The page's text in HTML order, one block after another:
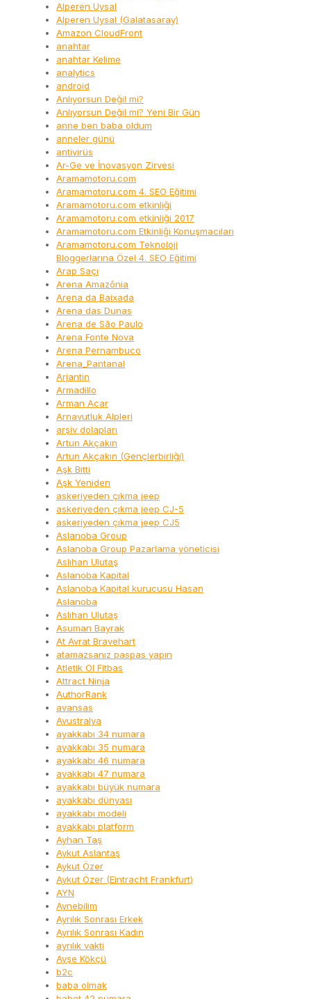
Alperen Uysal
Alperen Uysal (Galatasaray)
Amazon CloudFront
anahtar
anahtar Kelime
analytics
android
Anlıyorsun Değil mi?
Anlıyorsun Değil mi? Yeni Bir Gün
anne ben baba oldum
anneler günü
antivirüs
Ar-Ge ve İnovasyon Zirvesi
Aramamotoru.com
Aramamotoru.com 4. SEO Eğitimi
Aramamotoru.com etkinliği
Aramamotoru.com etkinliği 2017
Aramamotoru.com Etkinliği Konuşmacıları
Aramamotoru.com Teknoloji
Bloggerlarına Özel 4. SEO Eğitimi
Arap Saçı
Arena Amazônia
Arena da Baixada
Arena das Dunas
Arena de São Paulo
Arena Fonte Nova
Arena Pernambuco
Arena_Pantanal
Arjantin
Armadillo
Arman Acar
Arnavutluk Alpleri
arşiv dolapları
Artun Akçakın
Artun Akçakın (Gençlerbirliği)
Aşk Bitti
Aşk Yeniden
askeriyeden çıkma jeep
askeriyeden çıkma jeep CJ-5
askeriyeden çıkma jeep CJ5
Aslanoba Group
Aslanoba Group Pazarlama yöneticisi
Aslıhan Ulutaş
Aslanoba Kapital
Aslanoba Kapital kurucusu Hasan
Aslanoba
Aslıhan Ulutaş
Asuman Bayrak
At Avrat Bravehart
atamazsanız paspas yapın
Atletik Ol Fitbas
Attract Ninja
AuthorRank
avansas
Avustralya
ayakkabı 34 numara
ayakkabı 35 numara
ayakkabı 46 numara
ayakkabı 47 numara
ayakkabı büyük numara
ayakkabı dünyası
ayakkabı modeli
ayakkabı platform
Ayhan Taş
Aykut Aslantaş
Aykut Özer
Aykut Özer (Eintracht Frankfurt)
AYN
Aynebilim
Ayrılık Sonrası Erkek
Ayrılık Sonrası Kadın
ayrılık vakti
Ayşe Kökçü
b2c
baba olmak